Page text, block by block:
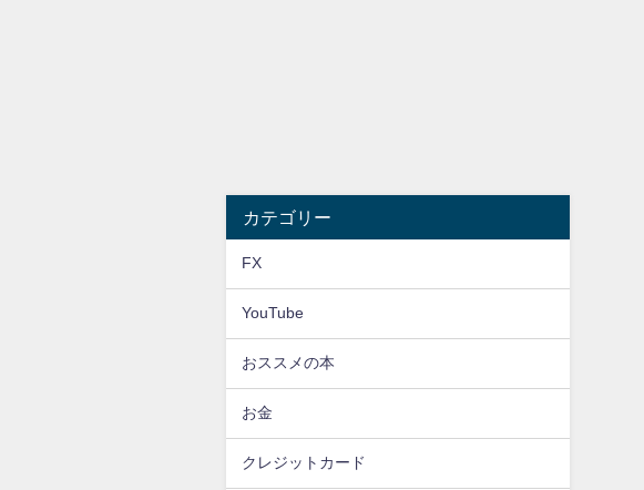
カテゴリー
FX
YouTube
おススメの本
お金
クレジットカード